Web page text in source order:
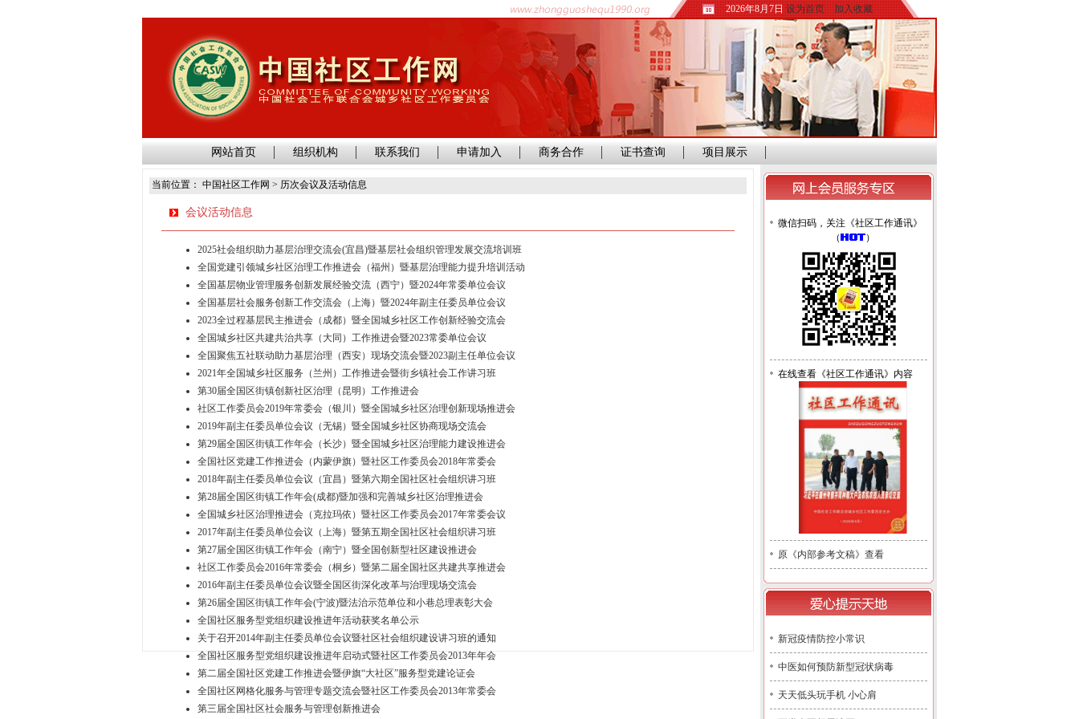
2026年8月7日设为首页 加入收藏
网站首页 组织机构 联系我们 申请加入 商务合作 证书查询 项目展示
微信扫码，关注《社区工作通讯》
（
）
在线查看《社区工作通讯》内容
原《内部参考文稿》查看
新冠疫情防控小常识
中医如何预防新型冠状病毒
天天低头玩手机 小心肩
当前位置： 中国社区工作网 > 历次会议及活动信息
会议活动信息
2025社会组织助力基层治理交流会(宜昌)暨基层社会组织管理发展交流培训班
全国党建引领城乡社区治理工作推进会（福州）暨基层治理能力提升培训活动
全国基层物业管理服务创新发展经验交流（西宁）暨2024年常委单位会议
全国基层社会服务创新工作交流会（上海）暨2024年副主任委员单位会议
2023全过程基层民主推进会（成都）暨全国城乡社区工作创新经验交流会
全国城乡社区共建共治共享（大同）工作推进会暨2023常委单位会议
全国聚焦五社联动助力基层治理（西安）现场交流会暨2023副主任单位会议
2021年全国城乡社区服务（兰州）工作推进会暨街乡镇社会工作讲习班
第30届全国区街镇创新社区治理（昆明）工作推进会
社区工作委员会2019年常委会（银川）暨全国城乡社区治理创新现场推进会
2019年副主任委员单位会议（无锡）暨全国城乡社区协商现场交流会
第29届全国区街镇工作年会（长沙）暨全国城乡社区治理能力建设推进会
全国社区党建工作推进会（内蒙伊旗）暨社区工作委员会2018年常委会
2018年副主任委员单位会议（宜昌）暨第六期全国社区社会组织讲习班
第28届全国区街镇工作年会(成都)暨加强和完善城乡社区治理推进会
全国城乡社区治理推进会（克拉玛依）暨社区工作委员会2017年常委会议
2017年副主任委员单位会议（上海）暨第五期全国社区社会组织讲习班
第27届全国区街镇工作年会（南宁）暨全国创新型社区建设推进会
社区工作委员会2016年常委会（桐乡）暨第二届全国社区共建共享推进会
2016年副主任委员单位会议暨全国区街深化改革与治理现场交流会
第26届全国区街镇工作年会(宁波)暨法治示范单位和小巷总理表彰大会
全国社区服务型党组织建设推进年活动获奖名单公示
关于召开2014年副主任委员单位会议暨社区社会组织建设讲习班的通知
全国社区服务型党组织建设推进年启动式暨社区工作委员会2013年年会
第二届全国社区党建工作推进会暨伊旗“大社区”服务型党建论证会
全国社区网格化服务与管理专题交流会暨社区工作委员会2013年常委会
第三届全国社区社会服务与管理创新推进会